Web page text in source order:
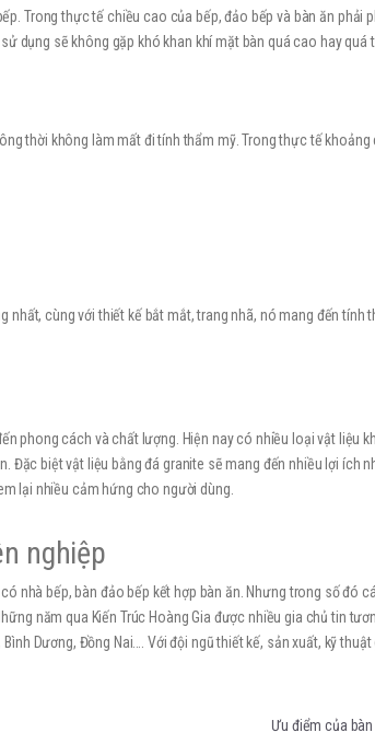
Trong thực tế chiều cao của bếp, đảo bếp và bàn ăn phải
dụng sẽ không gặp khó khan khí mặt bàn quá cao hay quá
thời không làm mất đi tính thẩm mỹ. Trong thực tế khoảng
cùng với thiết kế bắt mắt, trang nhã, nó mang đến tính
phong cách và chất lượng. Hiện nay có nhiều loại vật liệu
Đặc biệt vật liệu bằng đá granite sẽ mang đến nhiều lợi ích
lại nhiều cảm hứng cho người dùng.
nghiệp
nhà bếp, bàn đảo bếp kết hợp bàn ăn. Nhưng trong số đó
năm qua Kiến Trúc Hoàng Gia được nhiều gia chủ tin
Dương, Đồng Nai…. Với đội ngũ thiết kế, sản xuất, kỹ thuật
Ưu điểm của